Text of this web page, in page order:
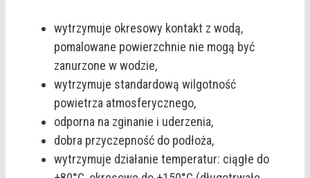
wytrzymuje okresowy kontakt z wodą,
pomalowane powierzchnie nie mogą być
zanurzone w wodzie,
wytrzymuje standardową wilgotność
powietrza atmosferycznego,
odporna na zginanie i uderzenia,
dobra przyczepność do podłoża,
wytrzymuje działanie temperatur: ciągłe do